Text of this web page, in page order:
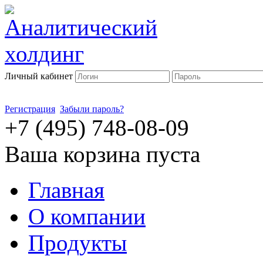
Личный кабинет
Регистрация Забыли пароль?
+7 (495) 748-08-09
Ваша корзина пуста
Главная
О компании
Продукты